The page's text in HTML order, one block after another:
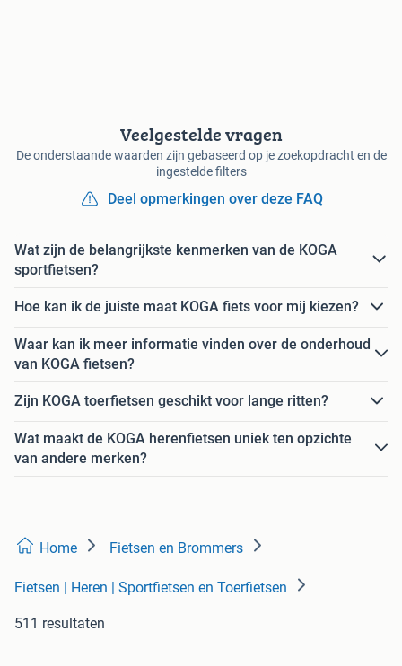
Veelgestelde vragen
De onderstaande waarden zijn gebaseerd op je zoekopdracht en de
ingestelde filters
Deel opmerkingen over deze FAQ
Wat zijn de belangrijkste kenmerken van de KOGA
sportfietsen?
Hoe kan ik de juiste maat KOGA fiets voor mij kiezen?
Waar kan ik meer informatie vinden over de onderhoud
van KOGA fietsen?
Zijn KOGA toerfietsen geschikt voor lange ritten?
Wat maakt de KOGA herenfietsen uniek ten opzichte
van andere merken?
Home Fietsen en Brommers
Fietsen | Heren | Sportfietsen en Toerfietsen
511 resultaten